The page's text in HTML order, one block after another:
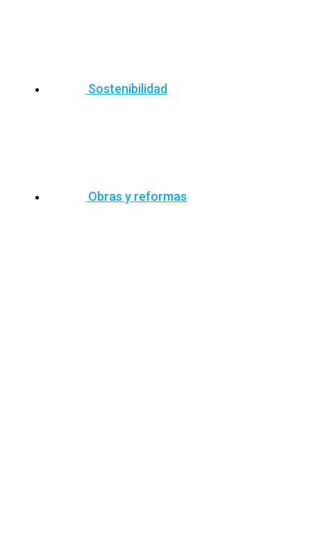
Sostenibilidad
Obras y reformas